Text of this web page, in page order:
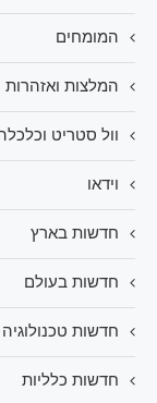
המומחים
המלצות ואזהרות
וול סטריט
וידאו
חדשות בארץ
חדשות בעולם
חדשות טכנולוגיה
חדשות כלליות